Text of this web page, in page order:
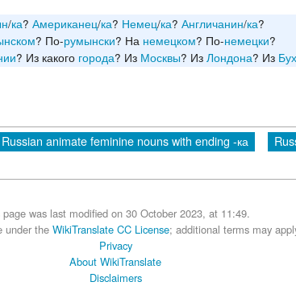
/ка?Американец/ка? Немец/ка?Англичанин/ка?
? По-румынски? На немецком? По-немецки?
? Из какого города? Из Москвы? ИзЛондона? Из
Russian animate feminine nouns with ending -ка
page was last modified on 30 October 2023, at 11:49.
under the WikiTranslate CC License; additional terms may
Privacy
About WikiTranslate
Disclaimers